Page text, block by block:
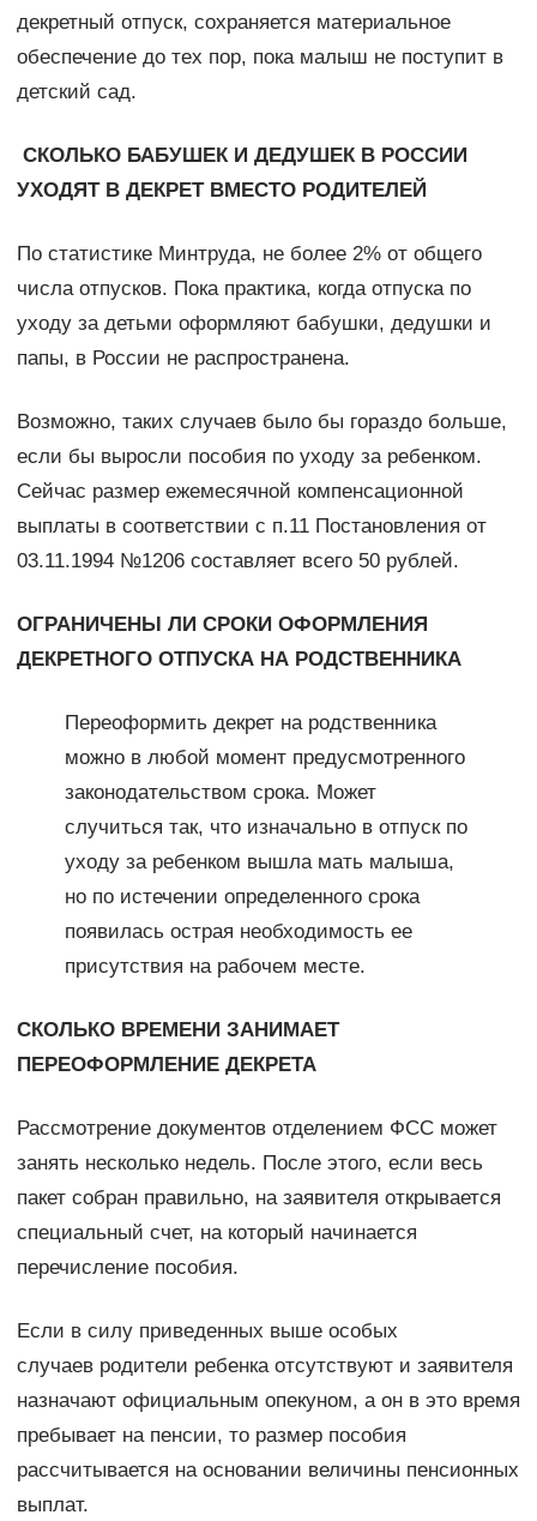
декретный отпуск, сохраняется материальное
обеспечение до тех пор, пока малыш не поступит в
детский сад.
СКОЛЬКО БАБУШЕК И ДЕДУШЕК В РОССИИ
УХОДЯТ В ДЕКРЕТ ВМЕСТО РОДИТЕЛЕЙ
По статистике Минтруда, не более 2% от общего
числа отпусков. Пока практика, когда отпуска по
уходу за детьми оформляют бабушки, дедушки и
папы, в России не распространена.
Возможно, таких случаев было бы гораздо больше,
если бы выросли пособия по уходу за ребенком.
Сейчас размер ежемесячной компенсационной
выплаты в соответствии с п.11 Постановления от
03.11.1994 №1206 составляет всего 50 рублей.
ОГРАНИЧЕНЫ ЛИ СРОКИ ОФОРМЛЕНИЯ
ДЕКРЕТНОГО ОТПУСКА НА РОДСТВЕННИКА
Переоформить декрет на родственника
можно в любой момент предусмотренного
законодательством срока. Может
случиться так, что изначально в отпуск по
уходу за ребенком вышла мать малыша,
но по истечении определенного срока
появилась острая необходимость ее
присутствия на рабочем месте.
СКОЛЬКО ВРЕМЕНИ ЗАНИМАЕТ
ПЕРЕОФОРМЛЕНИЕ ДЕКРЕТА
Рассмотрение документов отделением ФСС может
занять несколько недель. После этого, если весь
пакет собран правильно, на заявителя открывается
специальный счет, на который начинается
перечисление пособия.
Если в силу приведенных выше особых
случаев родители ребенка отсутствуют и заявителя
назначают официальным опекуном, а он в это время
пребывает на пенсии, то размер пособия
рассчитывается на основании величины пенсионных
выплат.